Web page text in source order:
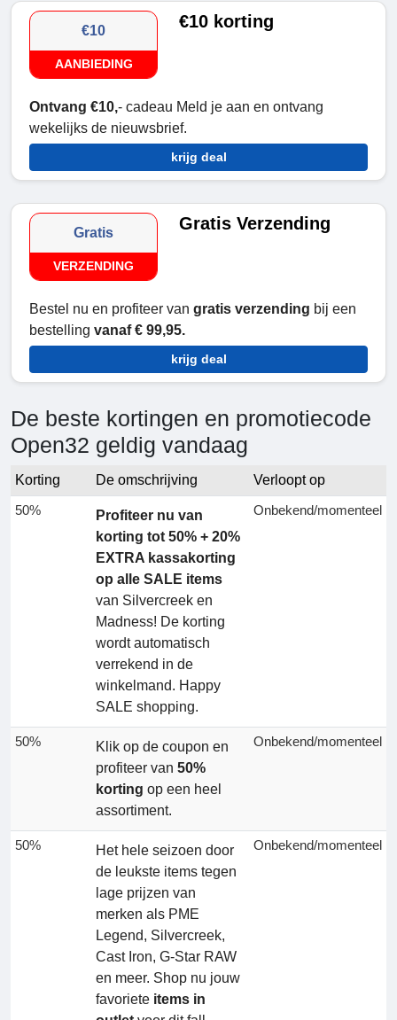
€10
AANBIEDING
€10 korting
Ontvang €10,- cadeau Meld je aan en ontvang
wekelijks de nieuwsbrief.
krijg deal
Gratis
VERZENDING
Gratis Verzending
Bestel nu en profiteer van gratis verzending bij een
bestelling vanaf € 99,95.
krijg deal
De beste kortingen en promotiecode
Open32 geldig vandaag
Korting De omschrijving
Verloopt op
50%
Profiteer nu van
korting tot 50% + 20%
EXTRA kassakorting
op alle SALE items
van Silvercreek en
Madness! De korting
wordt automatisch
verrekend in de
winkelmand. Happy
SALE shopping.
Onbekend/momenteel
50%
Klik op de coupon en
profiteer van 50%
korting op een heel
assortiment.
Onbekend/momenteel
50%
Het hele seizoen door
de leukste items tegen
lage prijzen van
merken als PME
Legend, Silvercreek,
Cast Iron, G-Star RAW
en meer. Shop nu jouw
favoriete items in
Onbekend/momenteel